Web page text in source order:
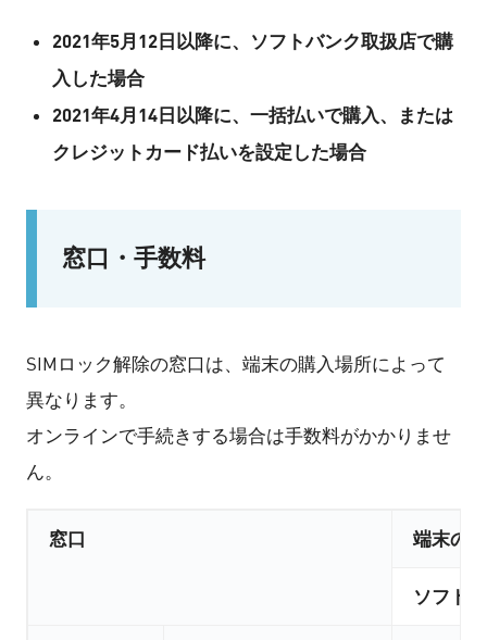
2021年5月12日以降に、ソフトバンク取扱店で購
入した場合
2021年4月14日以降に、一括払いで購入、または
クレジットカード払いを設定した場合
窓口・手数料
SIMロック解除の窓口は、端末の購入場所によって
異なります。
オンラインで手続きする場合は手数料がかかりませ
ん。
窓口 端末の
ソフト